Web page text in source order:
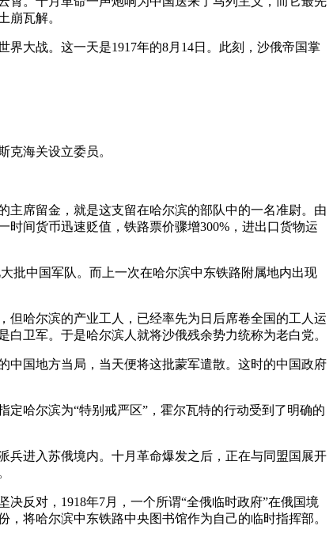
崩瓦解。
大战。这一天是1917年的8月14日。此刻，沙俄帝国掌
克海关设立委员。
席留金，就是这支留在哈尔滨的部队中的一名准尉。由
间货币迅速贬值，铁路票价骤增300%，进出口货物运
批中国军队。而上一次在哈尔滨中东铁路附属地内出现
哈尔滨的产业工人，已经率先为日后席卷全国的工人运
卫军。于是哈尔滨人就将沙俄残余势力统称为老白党。
中国地方当局，当天便将这批蒙军遣散。这时的中国政府
哈尔滨为“特别戒严区”，霍尔瓦特的行动受到了明确的
兵进入苏俄境内。十月革命爆发之后，正在与同盟国展开
反对，1918年7月，一个所谓“全俄临时政府”在俄国境
将哈尔滨中东铁路中央图书馆作为自己的临时指挥部。